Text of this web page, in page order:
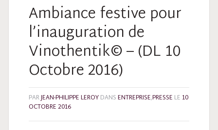
Ambiance festive pour
l’inauguration de
Vinothentik© – (DL 10
Octobre 2016)
PARJEAN-PHILIPPE LEROYDANSENTREPRISE,PRESSE LE 10
OCTOBRE 2016